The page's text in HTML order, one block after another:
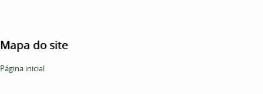
Mapa do site
Página inicial